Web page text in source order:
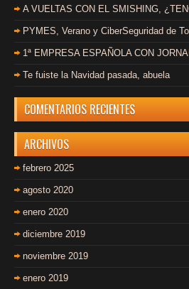
A VUELTAS CON EL SMISHING,
PYMES, Verano y CiberSeguridad de
1ª EMPRESA ESPAÑOLA CON
Te fuiste la Navidad pasada, abuela
COMENTARIOS RECIENTES
ARCHIVOS
febrero 2025
agosto 2020
enero 2020
diciembre 2019
noviembre 2019
enero 2019